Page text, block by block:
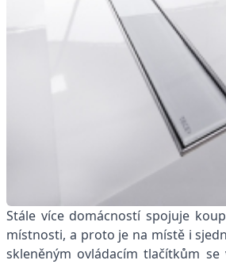
Stále více domácností spojuje
místnosti, a proto je na místě i
skleněným ovládacím tlačítkům